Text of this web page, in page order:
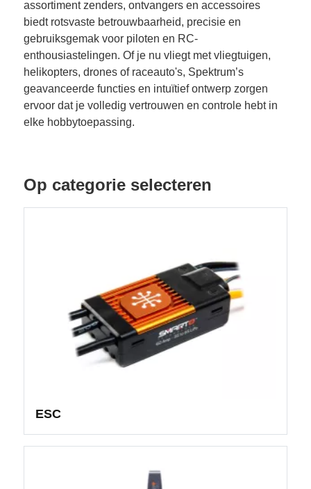
assortiment zenders, ontvangers en accessoires
biedt rotsvaste betrouwbaarheid, precisie en
gebruiksgemak voor piloten en RC-
enthousiastelingen. Of je nu vliegt met vliegtuigen,
helikopters, drones of raceauto's, Spektrum’s
geavanceerde functies en intuïtief ontwerp zorgen
ervoor dat je volledig vertrouwen en controle hebt in
elke hobbytoepassing.
Op categorie selecteren
ESC